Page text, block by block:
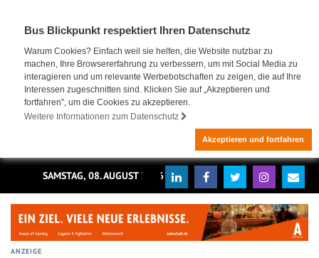
Bus Blickpunkt respektiert Ihren Datenschutz
Warum Cookies? Einfach weil sie helfen, die Website nutzbar zu
machen, Ihre Browsererfahrung zu verbessern, um mit Social Media zu
interagieren und um relevante Werbebotschaften zu zeigen, die auf Ihre
Interessen zugeschnitten sind. Klicken Sie auf „Akzeptieren und
fortfahren", um die Cookies zu akzeptieren.
Weitere Informationen zum Datenschutz
Akzeptieren und fortfahren
SAMSTAG, 08. AUGUST 2026
ANZEIGE